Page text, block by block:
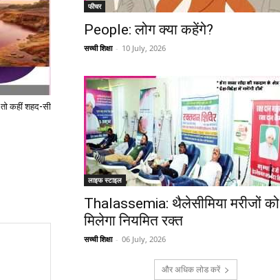
कहीं शहद-सी
फीचर
People: लोग क्या कहेंगे?
सच्ची शिक्षा - 10 July, 2026
लाइफ स्टाइल
Thalassemia: थैलेसीमिया मरीजों को
मिलेगा नियमित रक्त
सच्ची शिक्षा - 06 July, 2026
और अधिक लोड करें